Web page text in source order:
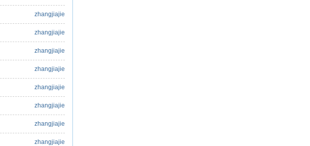
zhangjiajie
zhangjiajie
zhangjiajie
zhangjiajie
zhangjiajie
zhangjiajie
zhangjiajie
zhangjiajie